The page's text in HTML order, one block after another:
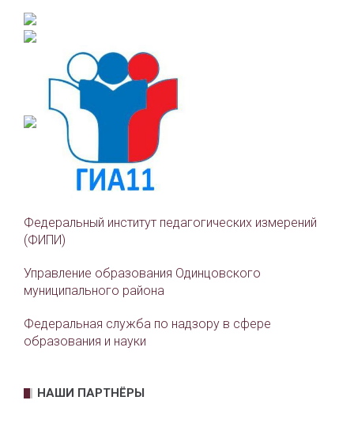
Федеральный институт педагогических измерений
(ФИПИ)
Управление образования Одинцовского
муниципального района
Федеральная служба по надзору в сфере
образования и науки
НАШИ ПАРТНЁРЫ